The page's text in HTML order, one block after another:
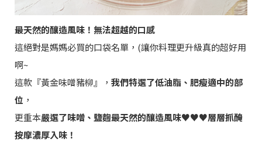
最天然的釀造風味！無法超越的口感
這絕對是媽媽必買的口袋名單，(讓你料理更升級真的超好用
啊~
這款『黃金味噌豬柳』， 我們特選了低油脂、肥瘦適中的部
位 ，
更重本嚴選了味噌、鹽麴最天然的釀造風味♥️♥️♥️層層抓醃
按摩濃厚入味！